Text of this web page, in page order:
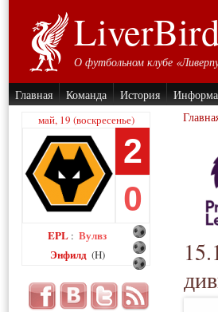
О футбольном клубе
Главная Команда История
май, 19 (воскресенье)
2
0
EPL : Вулвз
Энфилд (H)